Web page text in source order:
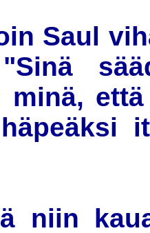
Saul
minä,
niin